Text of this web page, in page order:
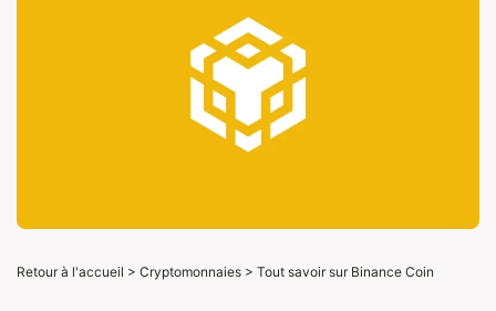
Retour à l'accueil > Cryptomonnaies > Tout savoir sur Binance Coin